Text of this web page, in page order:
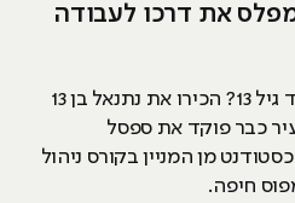
בן 13 וכבר מפלס את דרכו לעבודה
מה אתה הספקת לעשות עד גיל 13? הכירו את נתנאל בן 13
כבר פוקד את ספסל
מן המניין בקורס ניהול
חיפה.